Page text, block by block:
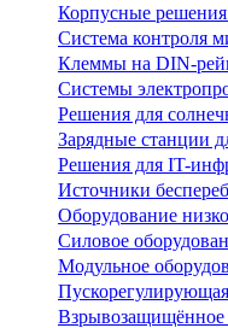
Корпусные решения
Система контроля
Клеммы на DIN-
Системы
Решения для
Зарядные станции
Решения для IT-
Источники
Оборудование
Силовое
Модульное
Взрывозащищённое